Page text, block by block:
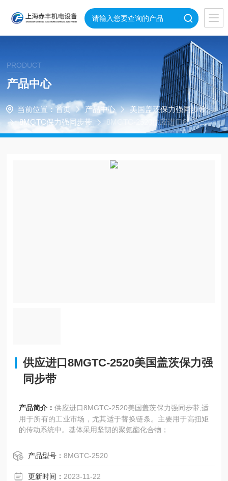
PRODUCT
产品中心
当前位置： 首页 产品中心
美国盖茨保力强同步带
8MGTC保力强同步带
8MGTC-2520供应进口8MGT
C-2520美国盖茨保力强同步带
供应进口8MGTC-2520美国盖茨保力强
同步带
产品简介：供应进口8MGTC-2520美国盖茨保力强同步带,适
用于所有的工业市场，尤其适于替换链条。主要用于高扭矩
的传动系统中。基体采用坚韧的聚氨酯化合物；
产品型号：8MGTC-2520
更新时间： 2023-11-22